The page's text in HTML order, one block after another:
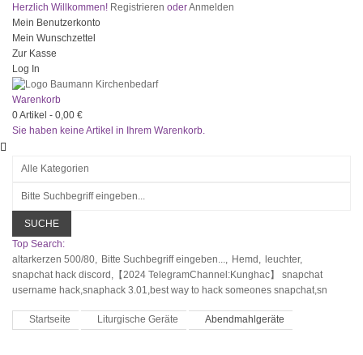
Herzlich Willkommen! Registrieren oderAnmelden
Mein Benutzerkonto
Mein Wunschzettel
Zur Kasse
Log In
Warenkorb
0Artikel - 0,00 €
Sie haben keine Artikel in Ihrem Warenkorb.
SUCHE
Top Search:
altarkerzen 500/80, Bitte Suchbegriff eingeben..., Hemd, leuchter,
snapchat hack discord,【2024 TelegramChannel:Kunghac】 snapchat
username hack,snaphack 3.01,best way to hack someones snapchat,sn
Startseite Liturgische Geräte Abendmahlgeräte